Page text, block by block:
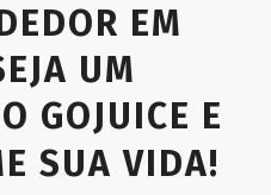
EM
UM
GOJUICE E
SUA VIDA!